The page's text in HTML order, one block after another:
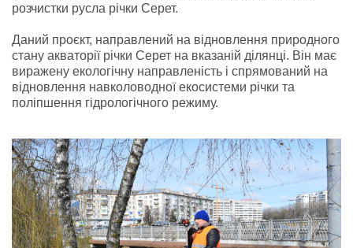
розчистки русла річки Серет.
Даний проєкт, направлений на відновлення природного
стану акваторії річки Серет на вказаній ділянці. Він має
виражену екологічну направленість і спрямований на
відновлення навколоводної екосистеми річки та
поліпшення гідрологічного режиму.